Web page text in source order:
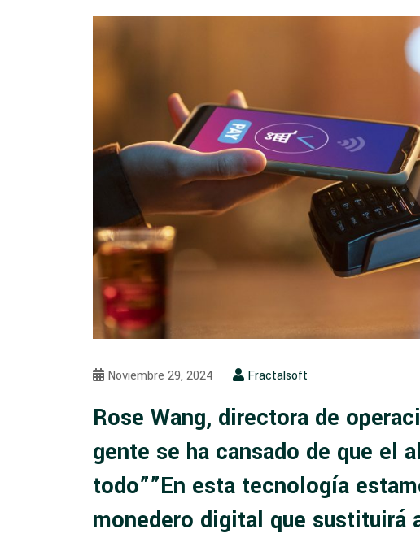
Noviembre 29, 2024 Fractalsoft
Rose Wang, directora de
gente se ha cansado de que el
todo””En esta tecnología
monedero digital que sustituirá